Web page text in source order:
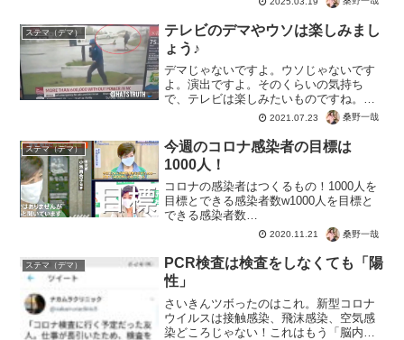
する自体に。事実に基づかない虚偽情報
を繰り返し、報道しない権利で国民を欺
く醜態。スポンサー以外...
ステマ（デマ）
テレビのデマやウソは楽しみまし
ょう♪
デマじゃないですよ。ウソじゃないです
よ。演出ですよ。そのくらいの気持ち
で、テレビは楽しみたいものですね。間
違っても、情報を真に受けて騙されない
ようにしましょうね。「はい、おっけ
ー！」って声が聞こえてきそうｗやらせ
中継 台風立っているのもやっ...
2021.07.23 桑野一哉
ステマ（デマ）
今週のコロナ感染者の目標は
1000人！
コロナの感染者はつくるもの！1000人を
目標とできる感染者数w1000人を目標と
できる感染者数
wpic.twitter.com/FgrM7Ppa2r? ??巫＠と
りまロンメル??GESARA／戒厳令待
機???地球共和国?QFS始動?? (@...
2020.11.21 桑野一哉
ステマ（デマ）
PCR検査は検査をしなくても「陽
性」
さいきんツボったのはこれ。新型コロナ
ウイルスは接触感染、飛沫感染、空気感
染どころじゃない！これはもう「脳内感